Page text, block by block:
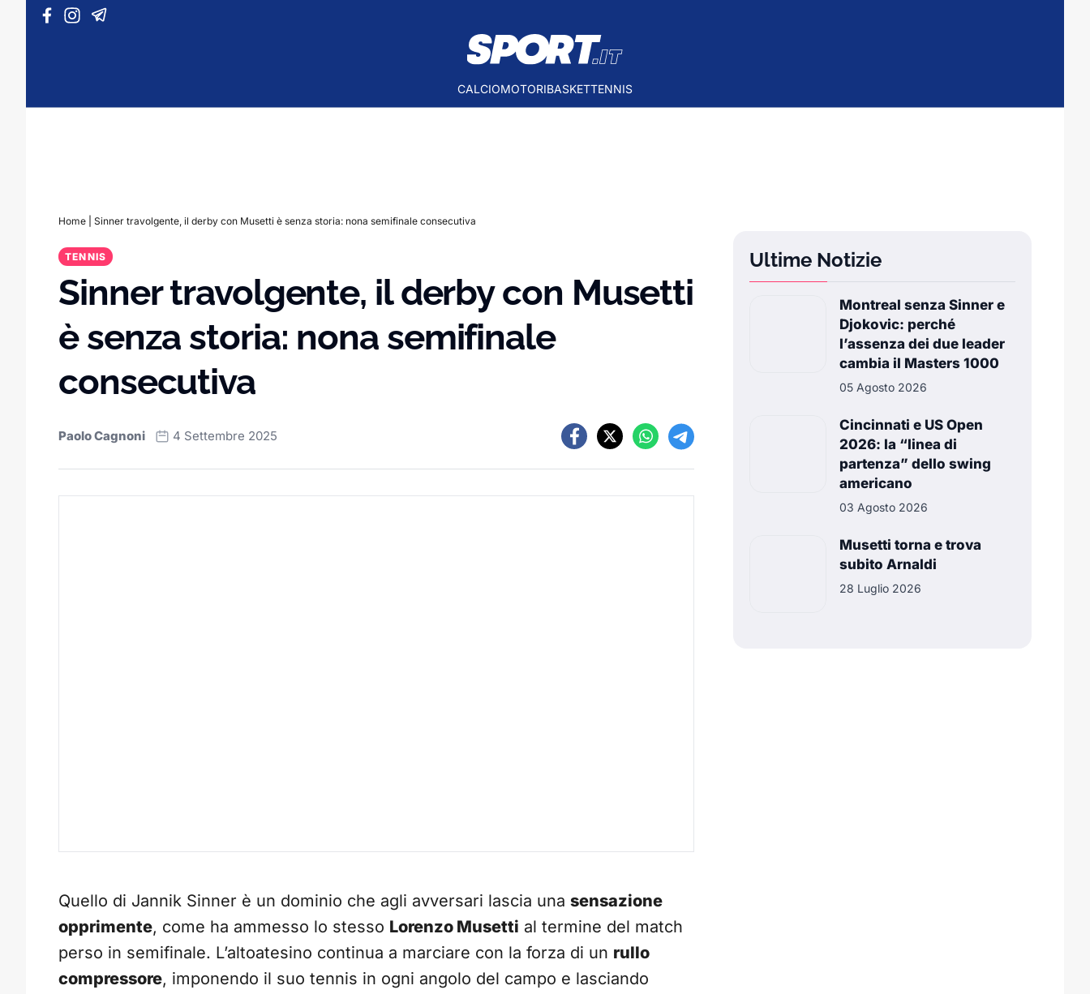
Vai al contenuto
CALCIOMOTORIBASKETTENNIS
Home Sinner travolgente, il derby con Musetti è senza storia: nona semifinale consecutiva
TENNIS
Sinner travolgente, il derby con Musetti
è senza storia: nona semifinale
consecutiva
Paolo Cagnoni 4 Settembre 2025
Quello di Jannik Sinner è un dominio che agli avversari lascia una sensazione
opprimente, come ha ammesso lo stesso Lorenzo Musetti al termine del match
perso in semifinale. L’altoatesino continua a marciare con la forza di un rullo
compressore, imponendo il suo tennis in ogni angolo del campo e lasciando
Ultime Notizie
Montreal senza Sinner e
Djokovic: perché
l’assenza dei due leader
cambia il Masters 1000
05 Agosto 2026
Cincinnati e US Open
2026: la “linea di
partenza” dello swing
americano
03 Agosto 2026
Musetti torna e trova
subito Arnaldi
28 Luglio 2026